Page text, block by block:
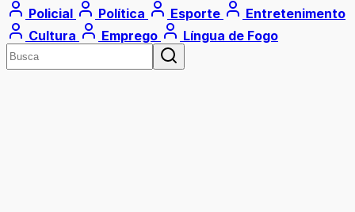
Policial
Política Esporte
Entretenimento
Cultura
Emprego Língua de Fogo